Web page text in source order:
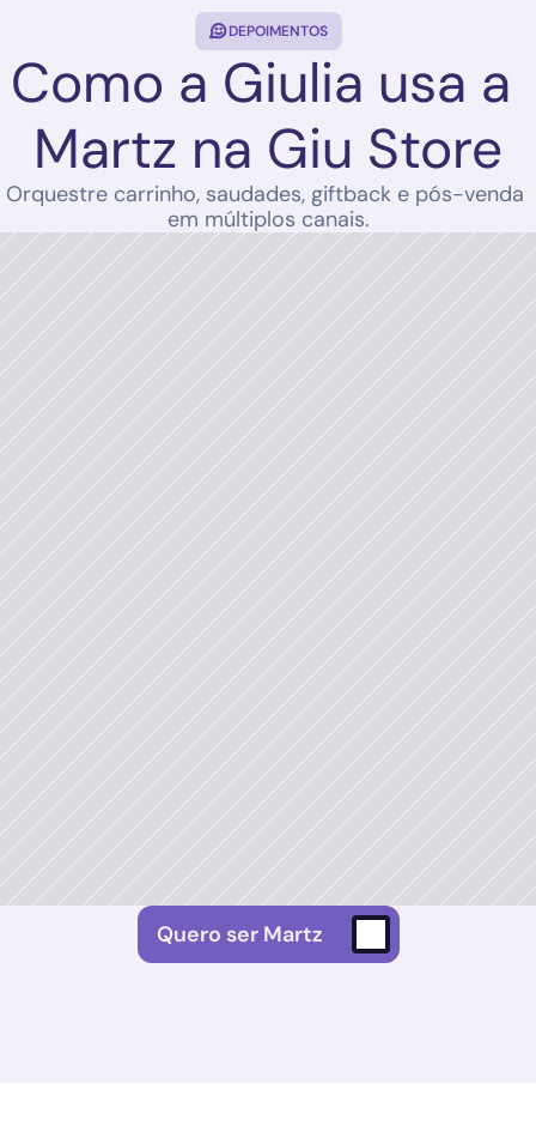
DEPOIMENTOS
Como a Giulia usa a
Martz na Giu Store
Orquestre carrinho, saudades, giftback e pós-venda
em múltiplos canais.
Quero ser Martz